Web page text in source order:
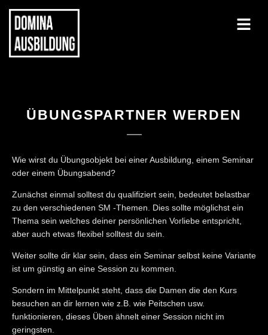
ÜBUNGSPARTNER WERDEN
Wie wirst du Übungsobjekt bei einer Ausbildung, einem Seminar
oder einem Übungsabend?
Zunächst einmal solltest du qualifiziert sein, bedeutet belastbar
zu den verschiedenen SM -Themen. Dies sollte möglichst ein
Thema sein welches deiner persönlichen Vorliebe entspricht,
aber auch etwas flexibel solltest du sein.
Weiter sollte dir klar sein, dass ein Seminar selbst keine Variante
ist um günstig an eine Session zu kommen.
Sondern im Mittelpunkt steht, dass die Damen die den Kurs
besuchen an dir lernen wie z.B. wie Peitschen usw.
funktionieren, dieses Üben ähnelt einer Session nicht im
geringsten.